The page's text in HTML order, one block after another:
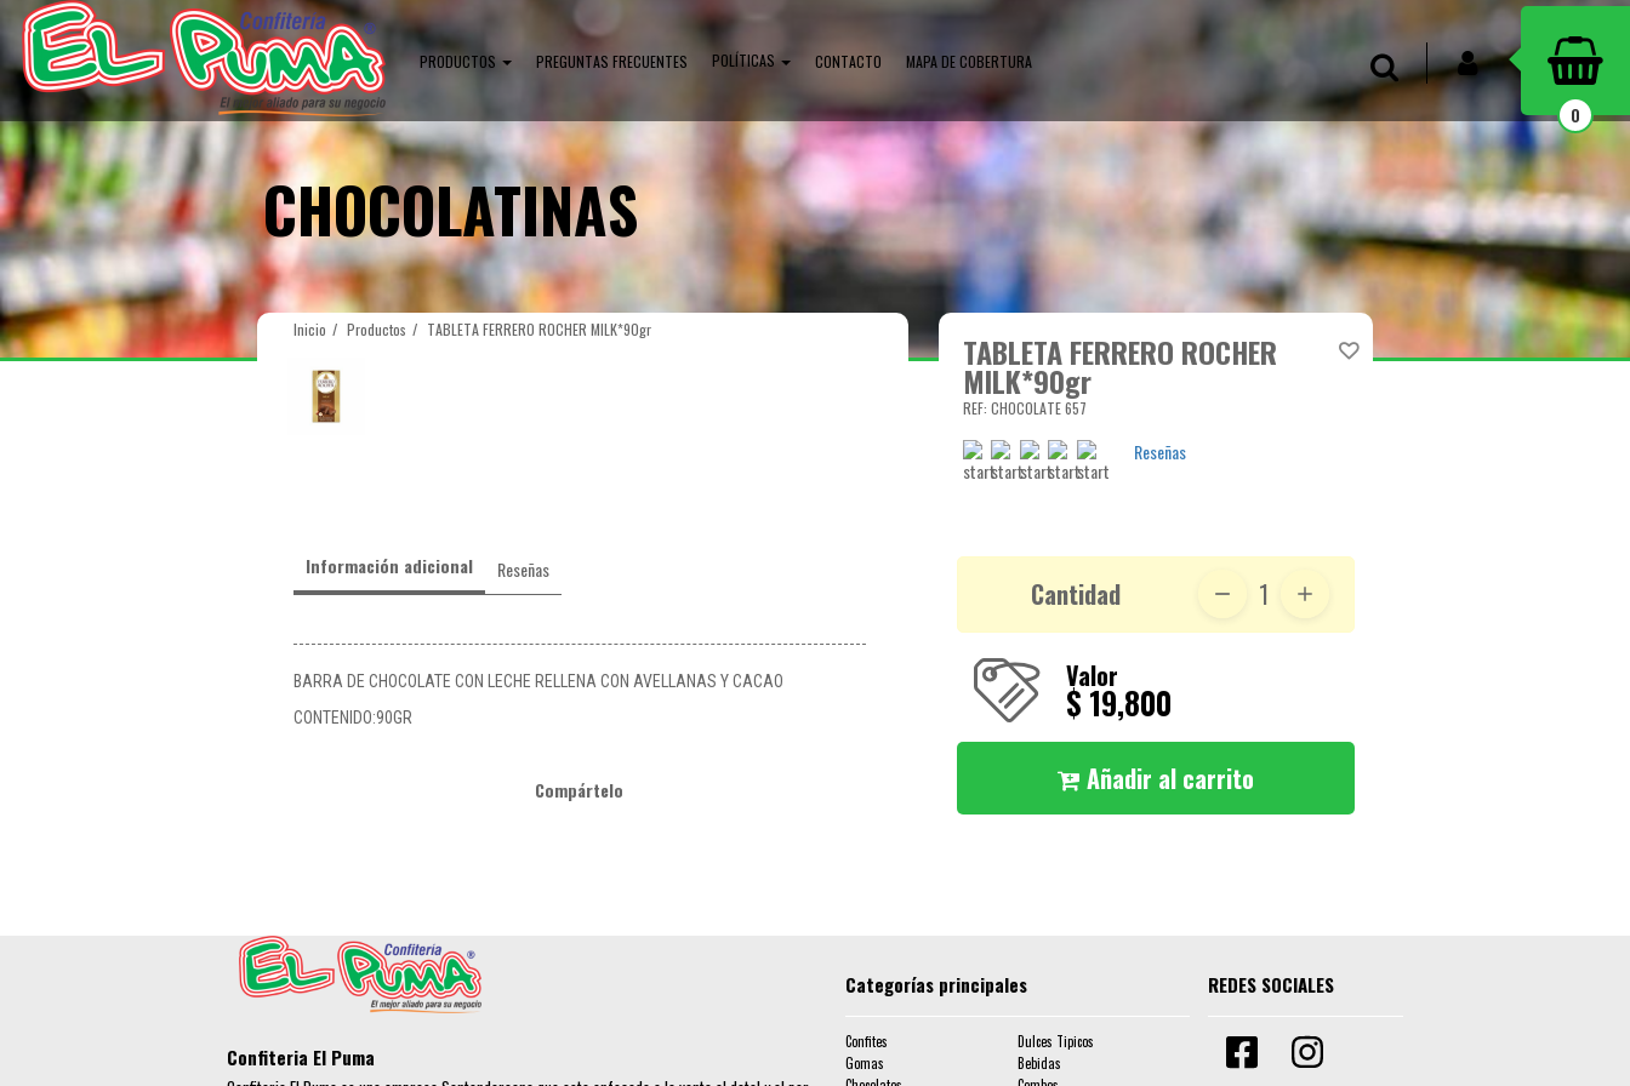
PRODUCTOS PREGUNTAS FRECUENTES POLÍTICAS CONTACTO MAPA DE COBERTURA INICIAR SESIÓN
Buscar
0
CHOCOLATINAS
Inicio Productos TABLETA FERRERO ROCHER MILK*90gr
Información adicional Reseñas
BARRA DE CHOCOLATE CON LECHE RELLENA CON AVELLANAS Y CACAO
CONTENIDO:90GR
Compártelo
TABLETA FERRERO ROCHER
MILK*90gr
REF: CHOCOLATE 657
Reseñas
Cantidad 1
Valor
$ 19,800
Añadir al carrito
Confiteria El Puma
Categorías principales
Confites
Dulces Tipicos
Gomas
Bebidas
REDES SOCIALES